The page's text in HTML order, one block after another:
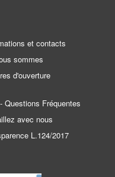
et contacts
sommes
d'ouverture
Questions Fréquentes
avec nous
L.124/2017